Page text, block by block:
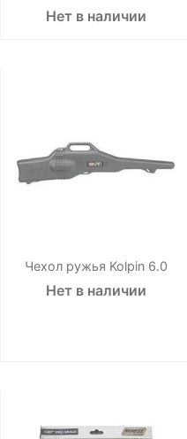
Нет в наличии
Чехол ружья Kolpin 6.0
Нет в наличии